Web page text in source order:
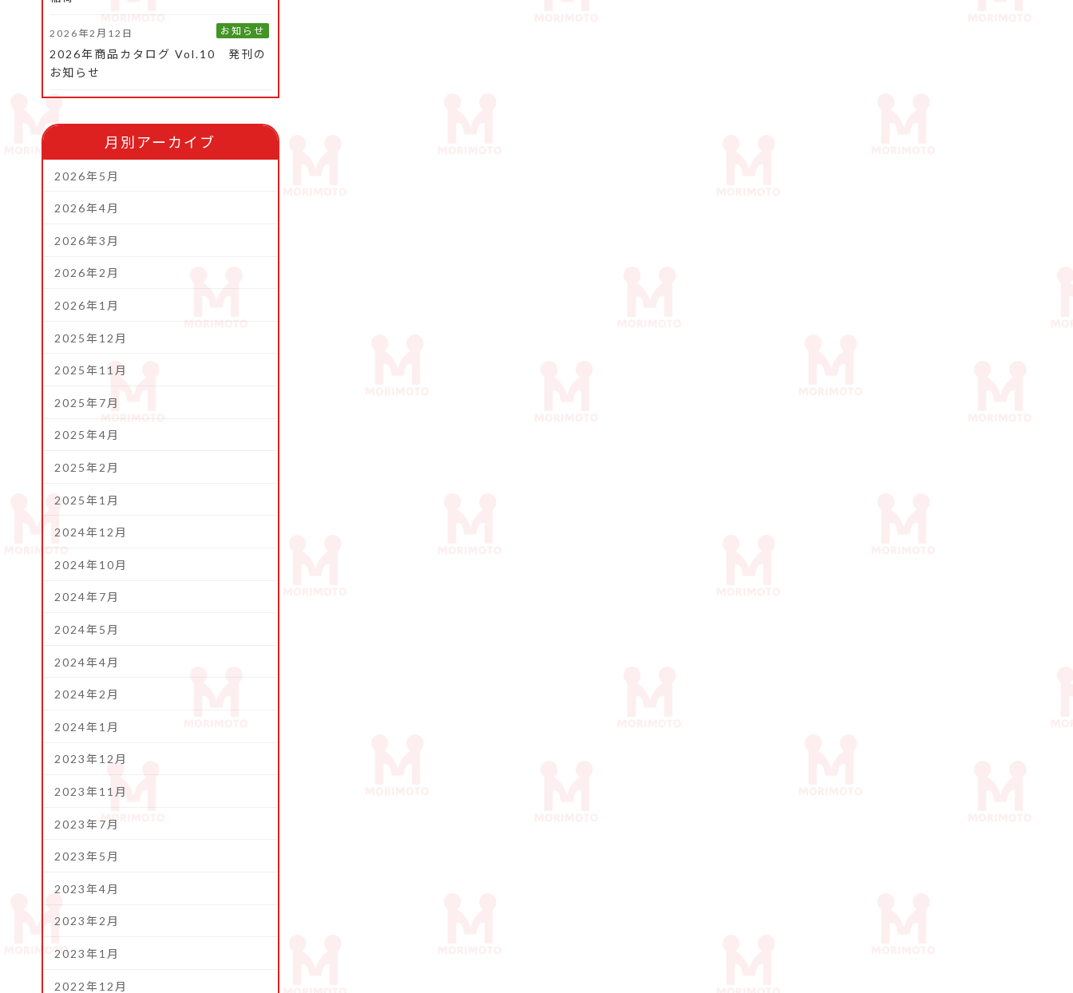
2026年2月12日 お知らせ
2026年商品カタログ Vol.10 発刊の
お知らせ
月別アーカイブ
2026年5月
2026年4月
2026年3月
2026年2月
2026年1月
2025年12月
2025年11月
2025年7月
2025年4月
2025年2月
2025年1月
2024年12月
2024年10月
2024年7月
2024年5月
2024年4月
2024年2月
2024年1月
2023年12月
2023年11月
2023年7月
2023年5月
2023年4月
2023年2月
2023年1月
2022年12月